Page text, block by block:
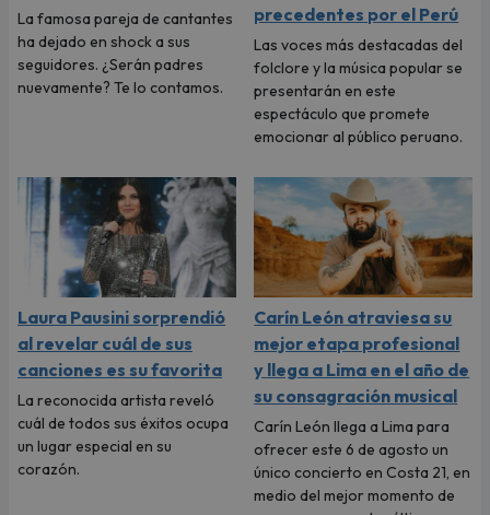
La famosa pareja de cantantes
ha dejado en shock a sus
seguidores. ¿Serán padres
nuevamente? Te lo contamos.
precedentes por el Perú
Las voces más destacadas del
folclore y la música popular se
presentarán en este
espectáculo que promete
emocionar al público peruano.
Laura Pausini sorprendió
al revelar cuál de sus
canciones es su favorita
La reconocida artista reveló
cuál de todos sus éxitos ocupa
un lugar especial en su
corazón.
Carín León atraviesa su
mejor etapa profesional
y llega a Lima en el año de
su consagración musical
Carín León llega a Lima para
ofrecer este 6 de agosto un
único concierto en Costa 21, en
medio del mejor momento de